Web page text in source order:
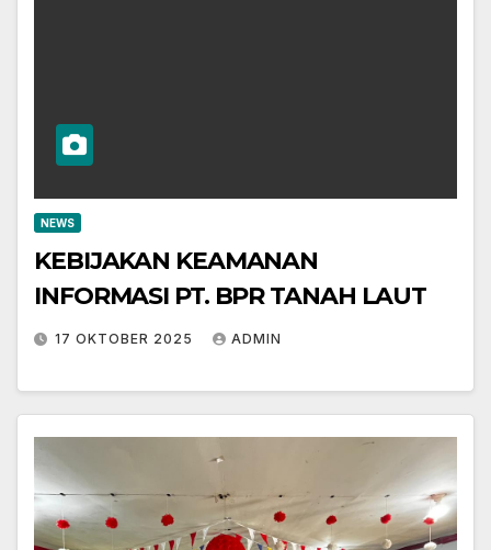
NEWS
KEBIJAKAN KEAMANAN
INFORMASI PT. BPR TANAH LAUT
17 OKTOBER 2025 ADMIN